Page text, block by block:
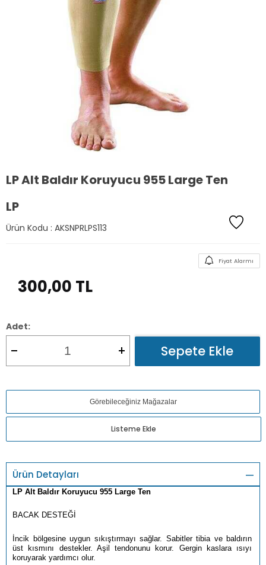
LP Alt Baldır Koruyucu 955 Large Ten
LP
Ürün Kodu : AKSNPRLPS113
Fiyat Alarmı
300,00 TL
Adet:
Sepete Ekle
Görebileceğiniz Mağazalar
Listeme Ekle
Ürün Detayları
LP Alt Baldır Koruyucu 955 Large Ten
BACAK DESTEĞİ
İncik bölgesine uygun sıkıştırmayı sağlar. Sabitler tibia ve baldırın
üst kısmını destekler. Aşil tendonunu korur. Gergin kaslara ısıyı
koruyarak yardımcı olur.